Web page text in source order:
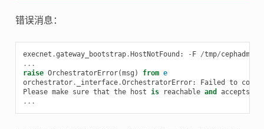
错误消息：
execnet .gateway_bootstrap.HostNotFound : - F /tmp/cephadm
...
raise OrchestratorError(msg ) from e
orchestrator. _interface.OrchestratorError: Failed to
Please make sure that the host is reachable and accepts
...